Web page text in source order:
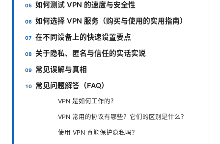
如何测试 VPN 的速度与安全性
如何选择 VPN 服务（购买与使用的实用指南）
在不同设备上的快速设置要点
关于隐私、匿名与信任的实话实说
常见误解与真相
常见问题解答（FAQ）
VPN 是如何工作的？
VPN 常用的协议有哪些？它们的区别是什么？
使用 VPN 真能保护隐私吗？